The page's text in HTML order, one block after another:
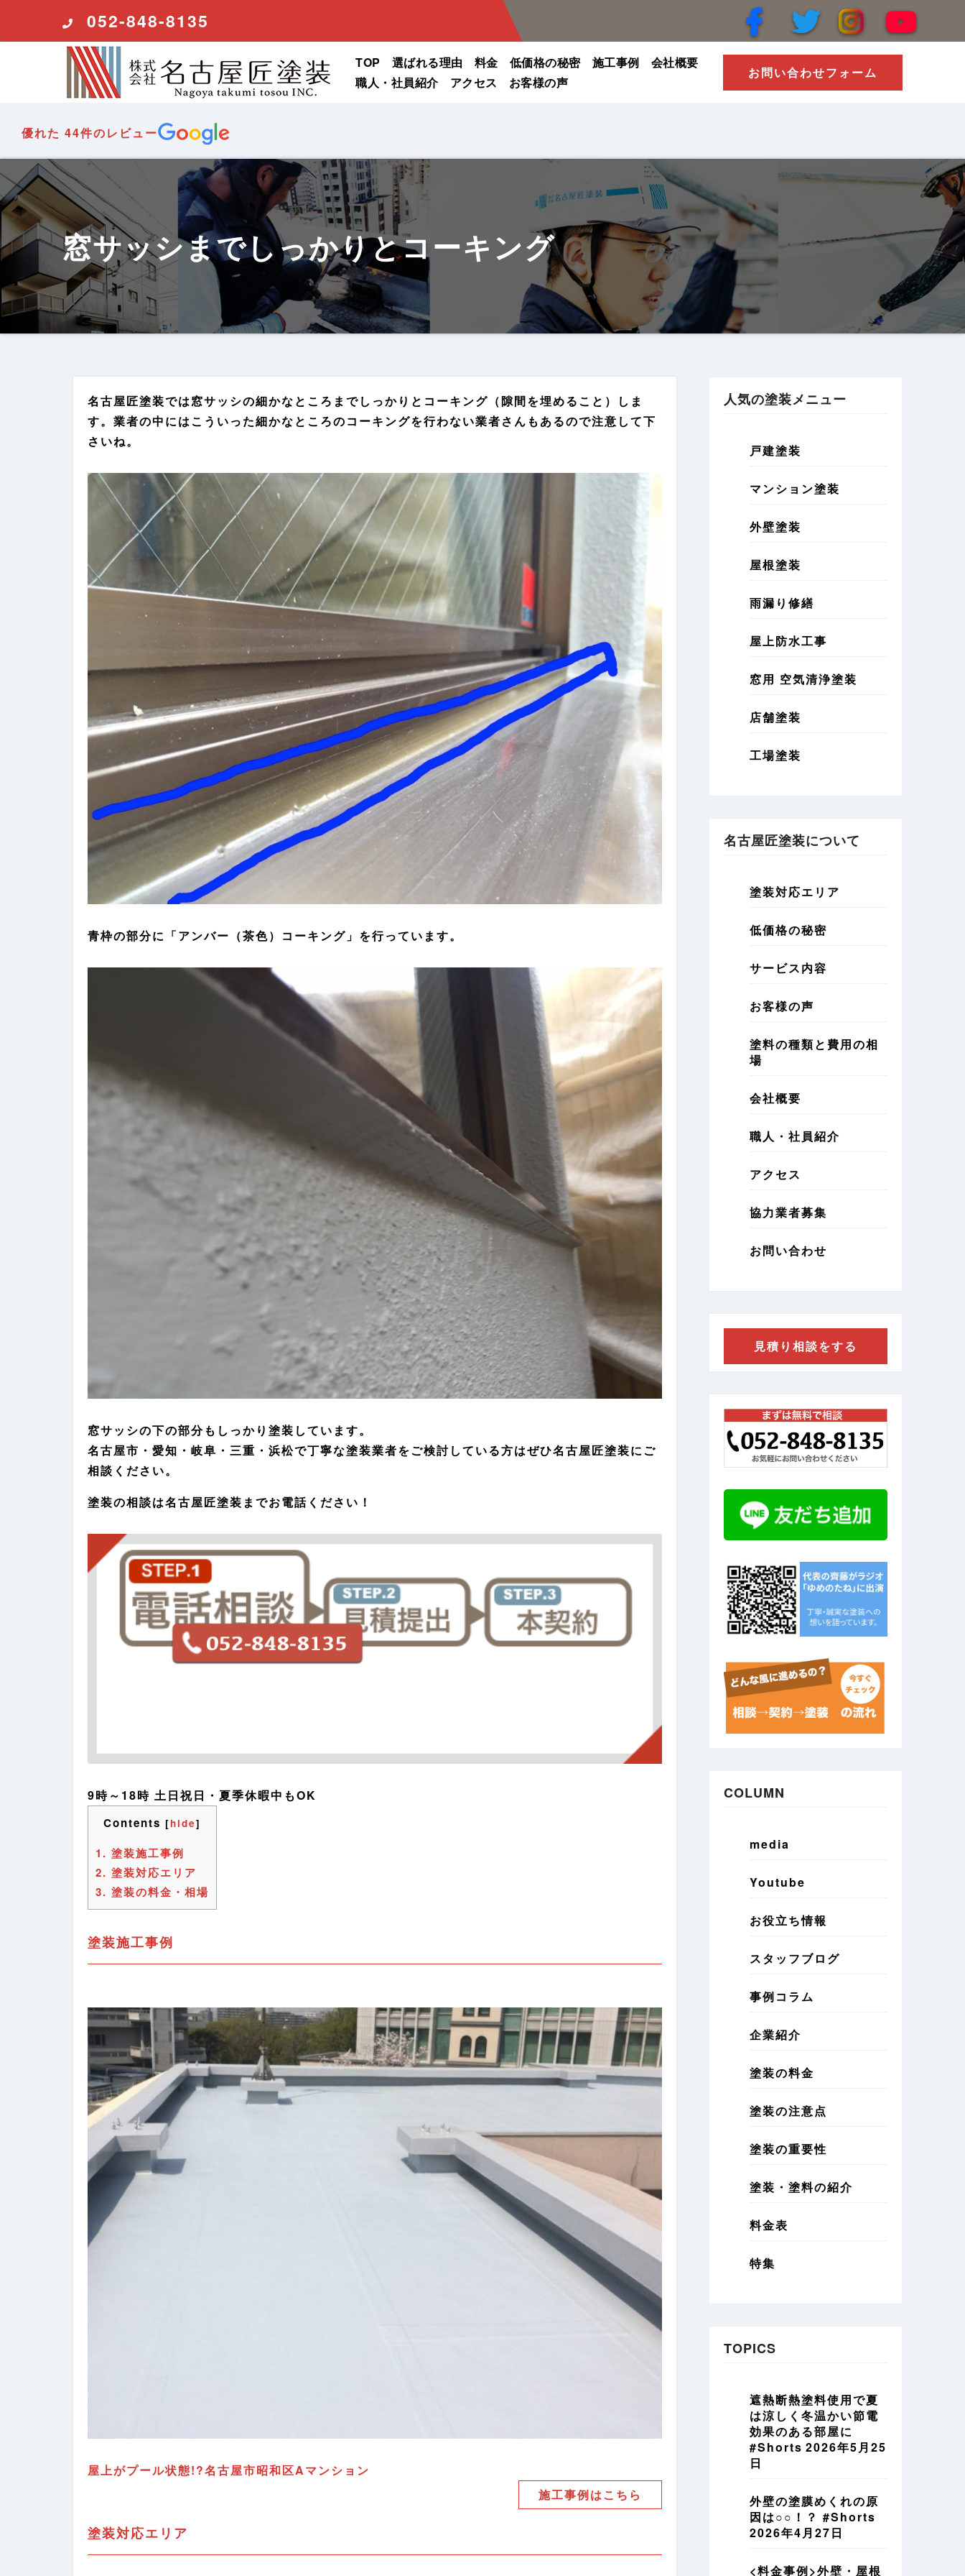
ッ
プ
052-848-8135
TOP 選ばれる理由 料金 低価格の秘密 施工事例
会社概要
職人・社員紹介
アクセス お客様の声
お問い合わせフォーム
優れた 44件のレビュー
窓サッシまでしっかりとコーキング
名古屋匠塗装では窓サッシの細かなところまでしっかりとコーキング（隙間を埋めること）しま
す。業者の中にはこういった細かなところのコーキングを行わない業者さんもあるので注意して下
さいね。
青枠の部分に「アンバー（茶色）コーキング」を行っています。
窓サッシの下の部分もしっかり塗装しています。
名古屋市・愛知・岐阜・三重・浜松で丁寧な塗装業者をご検討している方はぜひ名古屋匠塗装にご
相談ください。
塗装の相談は名古屋匠塗装までお電話ください！
9時～18時 土日祝日・夏季休暇中もOK
Contents [hide]
1. 塗装施工事例
2. 塗装対応エリア
3. 塗装の料金・相場
塗装施工事例
屋上がプール状態!?名古屋市昭和区Aマンション
施工事例はこちら
塗装対応エリア
人気の塗装メニュー
戸建塗装
マンション塗装
外壁塗装
屋根塗装
雨漏り修繕
屋上防水工事
窓用 空気清浄塗装
店舗塗装
工場塗装
名古屋匠塗装について
塗装対応エリア
低価格の秘密
サービス内容
お客様の声
塗料の種類と費用の相
場
会社概要
職人・社員紹介
アクセス
協力業者募集
お問い合わせ
見積り相談をする
COLUMN
media
Youtube
お役立ち情報
スタッフブログ
事例コラム
企業紹介
塗装の料金
塗装の注意点
塗装の重要性
塗装・塗料の紹介
料金表
特集
TOPICS
遮熱断熱塗料使用で夏
は涼しく冬温かい節電
効果のある部屋に
#Shorts 2026年5月25
日
外壁の塗膜めくれの原
因は○○！？ #Shorts
2026年4月27日
<料金事例>外壁・屋根